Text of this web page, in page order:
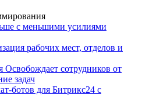
с меньшими усилиями
рабочих мест, отделов и
Освобождает сотрудников от
задач
ботов для Битрикс24 с